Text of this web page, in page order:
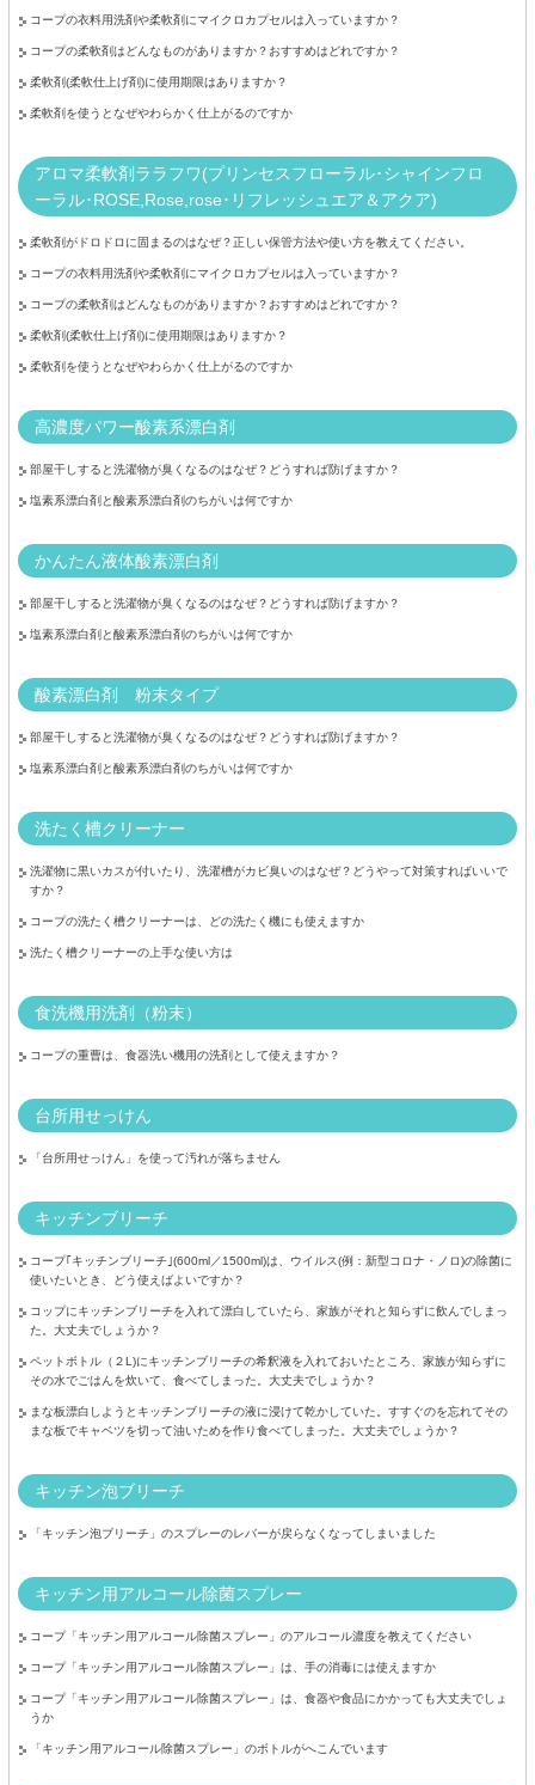
コープの衣料用洗剤や柔軟剤にマイクロカプセルは入っていますか？
コープの柔軟剤はどんなものがありますか？おすすめはどれですか？
柔軟剤(柔軟仕上げ剤)に使用期限はありますか？
柔軟剤を使うとなぜやわらかく仕上がるのですか
アロマ柔軟剤ララフワ(プリンセスフローラル･シャインフロ
ーラル･ROSE,Rose,rose･リフレッシュエア＆アクア)
柔軟剤がドロドロに固まるのはなぜ？正しい保管方法や使い方を教えてください。
コープの衣料用洗剤や柔軟剤にマイクロカプセルは入っていますか？
コープの柔軟剤はどんなものがありますか？おすすめはどれですか？
柔軟剤(柔軟仕上げ剤)に使用期限はありますか？
柔軟剤を使うとなぜやわらかく仕上がるのですか
高濃度パワー酸素系漂白剤
部屋干しすると洗濯物が臭くなるのはなぜ？どうすれば防げますか？
塩素系漂白剤と酸素系漂白剤のちがいは何ですか
かんたん液体酸素漂白剤
部屋干しすると洗濯物が臭くなるのはなぜ？どうすれば防げますか？
塩素系漂白剤と酸素系漂白剤のちがいは何ですか
酸素漂白剤 粉末タイプ
部屋干しすると洗濯物が臭くなるのはなぜ？どうすれば防げますか？
塩素系漂白剤と酸素系漂白剤のちがいは何ですか
洗たく槽クリーナー
洗濯物に黒いカスが付いたり、洗濯槽がカビ臭いのはなぜ？どうやって対策すればいいで
すか？
コープの洗たく槽クリーナーは、どの洗たく機にも使えますか
洗たく槽クリーナーの上手な使い方は
食洗機用洗剤（粉末）
コープの重曹は、食器洗い機用の洗剤として使えますか？
台所用せっけん
「台所用せっけん」を使って汚れが落ちません
キッチンブリーチ
コープ｢キッチンブリーチ｣(600ml／1500ml)は、ウイルス(例：新型コロナ・ノロ)の除菌に
使いたいとき、どう使えばよいですか？
コップにキッチンブリーチを入れて漂白していたら、家族がそれと知らずに飲んでしまっ
た。大丈夫でしょうか？
ペットボトル（２L)にキッチンブリーチの希釈液を入れておいたところ、家族が知らずに
その水でごはんを炊いて、食べてしまった。大丈夫でしょうか？
まな板漂白しようとキッチンブリーチの液に浸けて乾かしていた。すすぐのを忘れてその
まな板でキャベツを切って油いためを作り食べてしまった。大丈夫でしょうか？
キッチン泡ブリーチ
「キッチン泡ブリーチ」のスプレーのレバーが戻らなくなってしまいました
キッチン用アルコール除菌スプレー
コープ「キッチン用アルコール除菌スプレー」のアルコール濃度を教えてください
コープ「キッチン用アルコール除菌スプレー」は、手の消毒には使えますか
コープ「キッチン用アルコール除菌スプレー」は、食器や食品にかかっても大丈夫でしょ
うか
「キッチン用アルコール除菌スプレー」のボトルがへこんでいます